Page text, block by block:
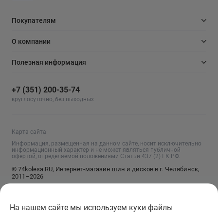
Покупателям
О компании
Полезная информация
+7 (351) 200-35-74
круглосуточно, без выходных
Карта сайта
Информация, размещенная на данном сайте, носит исключительно
информационный характер и не может являться публичной
офертой, определяемой положениями Статьи 437 (2) ГК РФ.
© 74kolesa.RU, Интернет-магазин шин и дисков в г. Челябинск,
2011–2026
На нашем сайте мы используем куки файлы